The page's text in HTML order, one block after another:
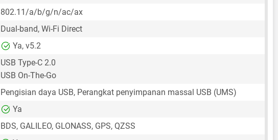
802.11/a/b/g/n/ac/ax
Dual-band, Wi-Fi Direct
Ya, v5.2
USB Type-C 2.0
USB On-The-Go
Pengisian daya USB, Perangkat penyimpanan massal USB (UMS)
Ya
BDS, GALILEO, GLONASS, GPS, QZSS